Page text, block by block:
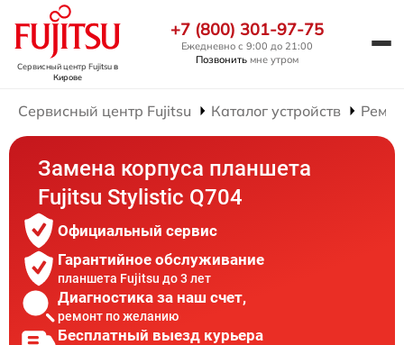
Сервисный центр Fujitsuв
Кирове
+7 (800) 301-97-75
Ежедневно с 9:00 до 21:00
Позвонить мне утром
Сервисный центр Fujitsu Каталог устройств
Замена корпуса планшета
Fujitsu Stylistic Q704
Официальный сервис
Гарантийное обслуживание
планшета Fujitsu до 3 лет
Диагностика за наш счет,
ремонт по желанию
Бесплатный выезд курьера